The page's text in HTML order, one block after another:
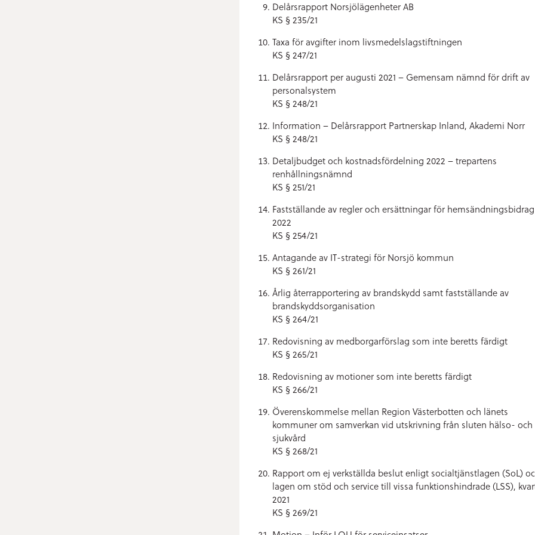
Delårsrapport Norsjölägenheter AB
KS § 235/21
Taxa för avgifter inom livsmedelslagstiftningen
KS § 247/21
Delårsrapport per augusti 2021 – Gemensam nämnd för drift av
personalsystem
KS § 248/21
Information – Delårsrapport Partnerskap Inland, Akademi Norr
KS § 248/21
Detaljbudget och kostnadsfördelning 2022 – trepartens
renhållningsnämnd
KS § 251/21
Fastställande av regler och ersättningar för hemsändningsbidrag
2022
KS § 254/21
Antagande av IT-strategi för Norsjö kommun
KS § 261/21
Årlig återrapportering av brandskydd samt fastställande av
brandskyddsorganisation
KS § 264/21
Redovisning av medborgarförslag som inte beretts färdigt
KS § 265/21
Redovisning av motioner som inte beretts färdigt
KS § 266/21
Överenskommelse mellan Region Västerbotten och länets
kommuner om samverkan vid utskrivning från sluten hälso- och
sjukvård
KS § 268/21
Rapport om ej verkställda beslut enligt socialtjänstlagen (SoL)
lagen om stöd och service till vissa funktionshindrade (LSS),
2021
KS § 269/21